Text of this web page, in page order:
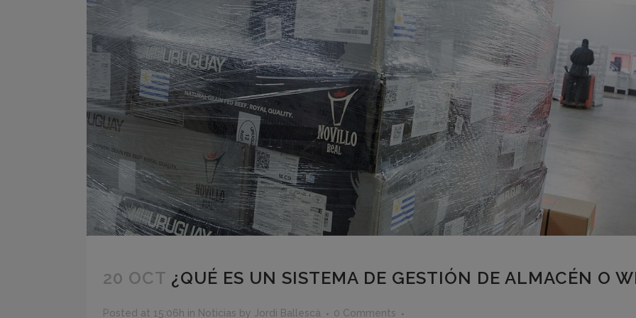
20 OCT ¿QUÉ ES UN SISTEMA DE GESTIÓN DE ALMACÉN O
Posted at 15:06h in Noticias by Jordi Ballescà 0 Comments